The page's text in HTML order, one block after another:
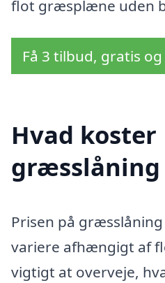
flot græsplæne uden
Få 3 tilbud, gratis
Hvad koster
græsslåning
Prisen på
variere afhængigt af
vigtigt at overveje,